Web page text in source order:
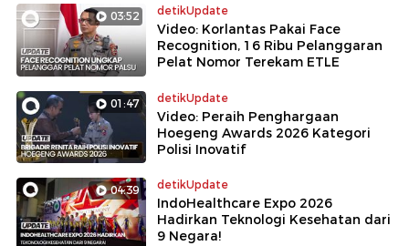
03:52 detikUpdate
Video: Korlantas Pakai Face
Recognition, 16 Ribu Pelanggaran
Pelat Nomor Terekam ETLE
01:47 detikUpdate
Video: Peraih Penghargaan
Hoegeng Awards 2026 Kategori
Polisi Inovatif
04:39 detikUpdate
IndoHealthcare Expo 2026
Hadirkan Teknologi Kesehatan dari
9 Negara!